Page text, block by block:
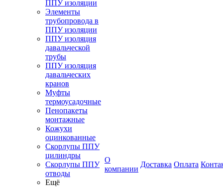
ППУ изоляции
Элементы
трубопровода в
ППУ изоляции
ППУ изоляция
давальческой
трубы
ППУ изоляция
давальческих
кранов
Муфты
термоусадочные
Пенопакеты
монтажные
Кожухи
оцинкованные
Скорлупы ППУ
цилиндры
Скорлупы ППУ
отводы
Ещё
О
компании
Доставка Оплата